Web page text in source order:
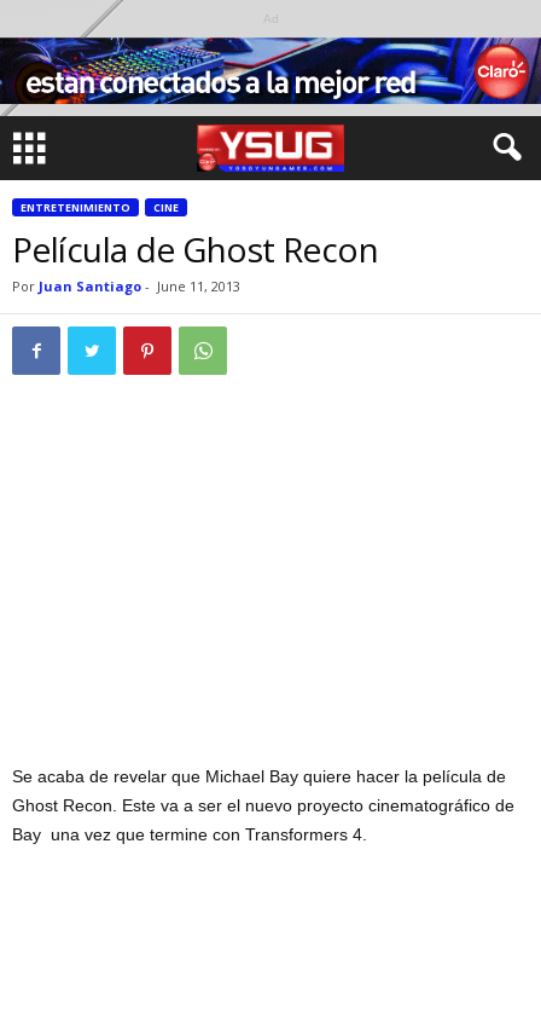
Ad
ENTRETENIMIENTO CINE
Película de Ghost Recon
Por Juan Santiago - June 11, 2013
Se acaba de revelar que Michael Bay quiere hacer la película de
Ghost Recon. Este va a ser el nuevo proyecto cinematográfico de
Bay una vez que termine con Transformers 4.